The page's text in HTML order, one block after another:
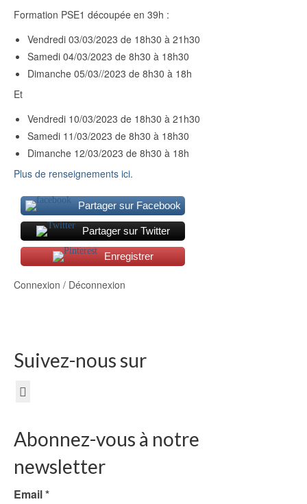
Formation PSE1 découpée en 39h :
Vendredi 03/03/2023 de 18h30 à 21h30
Samedi 04/03/2023 de 8h30 à 18h30
Dimanche 05/03//2023 de 8h30 à 18h
Et
Vendredi 10/03/2023 de 18h30 à 21h30
Samedi 11/03/2023 de 8h30 à 18h30
Dimanche 12/03/2023 de 8h30 à 18h
Plus de renseignements ici.
Partager sur Facebook
Partager sur Twitter
Enregistrer
Connexion / Déconnexion
Suivez-nous sur
Abonnez-vous à notre
newsletter
Email*